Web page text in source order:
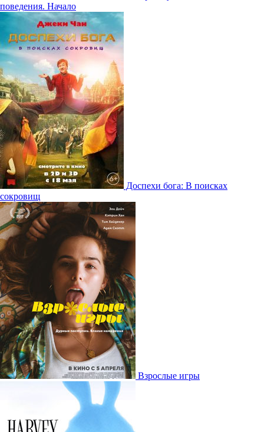
поведения. Начало
Доспехи бога: В поисках
сокровищ
Взрослые игры